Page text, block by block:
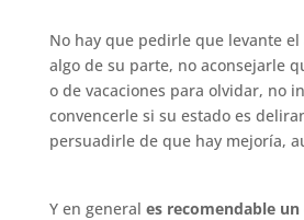
No hay que pedirle que levante el
algo de su parte, no aconsejarle
o de vacaciones para olvidar, no
convencerle si su estado es
persuadirle de que hay mejoría,
Y en general es recomendable